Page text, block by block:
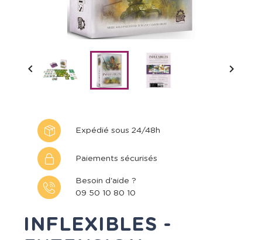
 
Expédié sous 24/48h
Paiements sécurisés
Besoin d'aide ?
09 50 10 80 10
INFLEXIBLES -